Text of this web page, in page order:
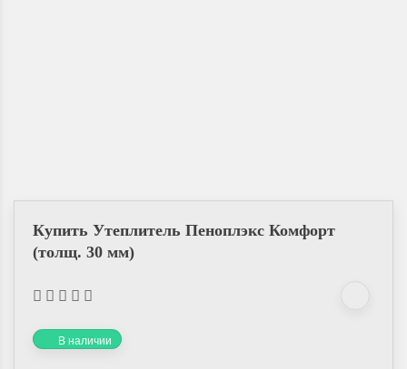
Купить Утеплитель Пеноплэкс Комфорт
(толщ. 30 мм)
В наличии